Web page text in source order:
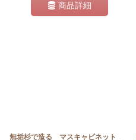
商品詳細
無垢杉で造る マスキャビネット